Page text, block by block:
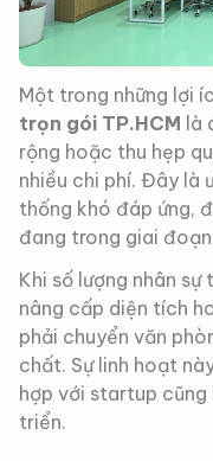
Một trong những lợi
trọn gói TP.HCM là
rộng hoặc thu hẹp
nhiều chi phí. Đây là
thống khó đáp ứng,
đang trong giai
Khi số lượng nhân
nâng cấp diện tích
phải chuyển văn
chất. Sự linh hoạt
hợp với startup cũng
triển.